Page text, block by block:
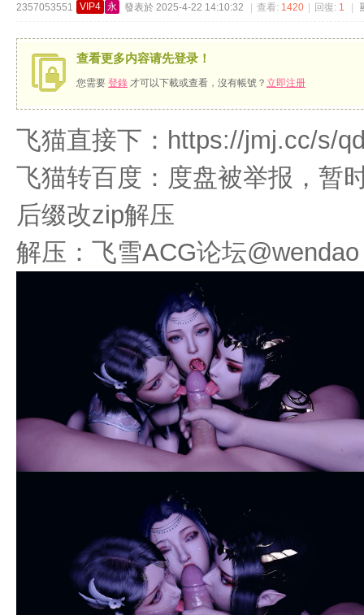
2357053551 VIP4 永 發表於 2025-4-22 14:10:32 查看: 1420 回復: 1
查看更多内容请先登录！
您需要 登錄 才可以下載或查看，沒有帳號？ 立即注册
飞猫直接下：https://jmj.cc/s/
飞猫转百度：度盘被举报，暂
后缀改zip解压
解压：飞雪ACG论坛@wendao